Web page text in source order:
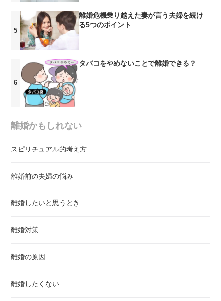
離婚危機乗り越えた妻が言う夫婦を続け
る5つのポイント
タバコをやめないことで離婚できる？
離婚かもしれない
スピリチュアル的考え方
離婚前の夫婦の悩み
離婚したいと思うとき
離婚対策
離婚の原因
離婚したくない